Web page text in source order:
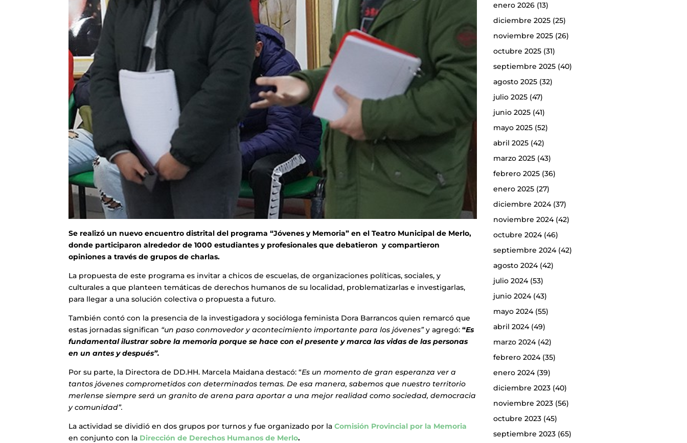
Se realizó un nuevo encuentro distrital del programa “Jóvenes y Memoria” en el Teatro Municipal de Merlo,
donde participaron alrededor de 1000 estudiantes y profesionales que debatieron y compartieron
opiniones a través de grupos de charlas.
La propuesta de este programa es invitar a chicos de escuelas, de organizaciones políticas, sociales, y
culturales a que planteen temáticas de derechos humanos de su localidad, problematizarlas e investigarlas,
para llegar a una solución colectiva o propuesta a futuro.
También contó con la presencia de la investigadora y socióloga feminista Dora Barrancos quien remarcó que
estas jornadas significan “un paso conmovedor y acontecimiento importante para los jóvenes”y agregó:“Es
fundamental ilustrar sobre la memoria porque se hace con el presente y marca las vidas de las personas
en un antes y después”.
Por su parte, la Directora de DD.HH. Marcela Maidana destacó: “Es un momento de gran esperanza ver a
tantos jóvenes comprometidos con determinados temas. De esa manera, sabemos que nuestro territorio
merlense siempre será un granito de arena para aportar a una mejor realidad como sociedad, democracia
y comunidad”.
La actividad se dividió en dos grupos por turnos y fue organizado por laComisión Provincial por la Memoria
en conjunto con la Dirección de Derechos Humanos de Merlo.
enero 2026(13)
diciembre 2025(25)
noviembre 2025(26)
octubre 2025(31)
septiembre 2025(40)
agosto 2025(32)
julio 2025(47)
junio 2025(41)
mayo 2025(52)
abril 2025(42)
marzo 2025(43)
febrero 2025(36)
enero 2025(27)
diciembre 2024(37)
noviembre 2024(42)
octubre 2024(46)
septiembre 2024(42)
agosto 2024(42)
julio 2024(53)
junio 2024(43)
mayo 2024(55)
abril 2024(49)
marzo 2024(42)
febrero 2024(35)
enero 2024(39)
diciembre 2023(40)
noviembre 2023(56)
octubre 2023(45)
septiembre 2023(65)